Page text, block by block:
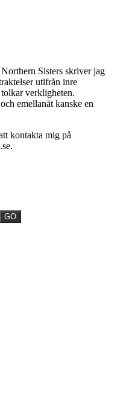
Sisters skriver jag
utifrån inre
verkligheten.
emellanåt kanske en
kontakta mig på
GO